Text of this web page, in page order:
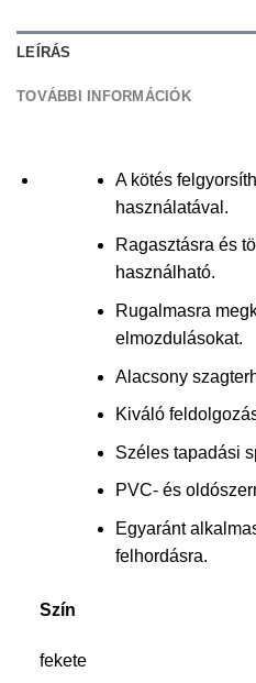
LEÍRÁS
TOVÁBBI INFORMÁCIÓK
A kötés
használatával.
Ragasztásra és
használható.
Rugalmasra
elmozdulásokat.
Alacsony
Kiváló
Széles tapadási
PVC- és
Egyaránt
felhordásra.
Szín
fekete